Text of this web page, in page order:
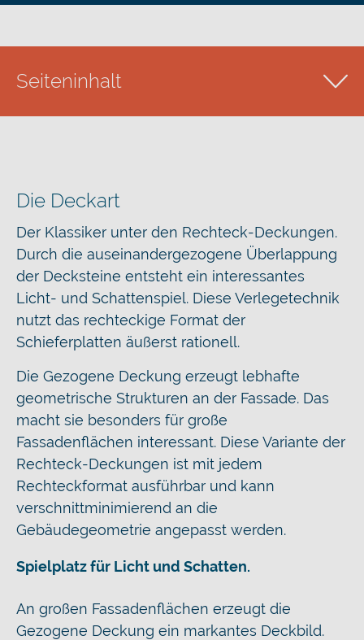
Seiteninhalt
Die Deckart
Verlegung & Anwendung
Materialien & Downloads
Die Deckart
Der Klassiker unter den Rechteck-Deckungen.
Durch die auseinandergezogene Überlappung
der Decksteine entsteht ein interessantes
Licht- und Schattenspiel. Diese Verlegetechnik
nutzt das rechteckige Format der
Schieferplatten äußerst rationell.
Die Gezogene Deckung erzeugt lebhafte
geometrische Strukturen an der Fassade. Das
macht sie besonders für große
Fassadenflächen interessant. Diese Variante der
Rechteck-Deckungen ist mit jedem
Rechteckformat ausführbar und kann
verschnittminimierend an die
Gebäudegeometrie angepasst werden.
Spielplatz für Licht und Schatten.
An großen Fassadenflächen erzeugt die
Gezogene Deckung ein markantes Deckbild.